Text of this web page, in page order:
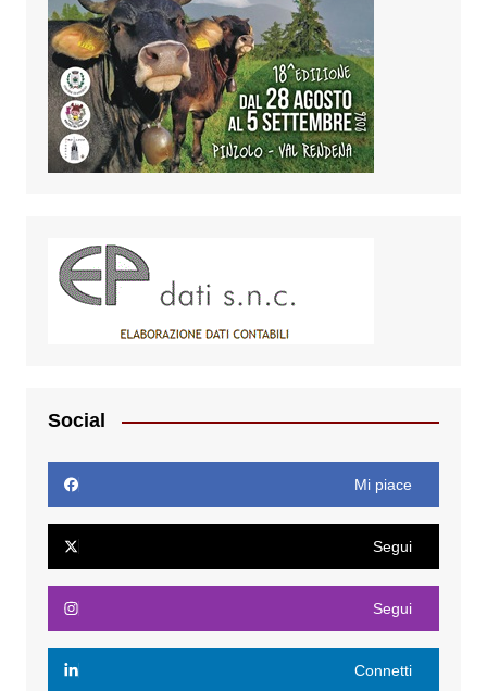
Social
Mi piace
Segui
Segui
Connetti